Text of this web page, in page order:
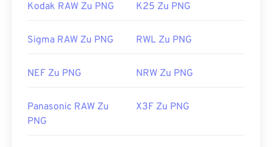
Kodak RAW Zu PNG K25 Zu PNG
Sigma RAW Zu PNG RWL Zu PNG
NEF Zu PNG NRW Zu PNG
Panasonic RAW Zu
PNG
X3F Zu PNG